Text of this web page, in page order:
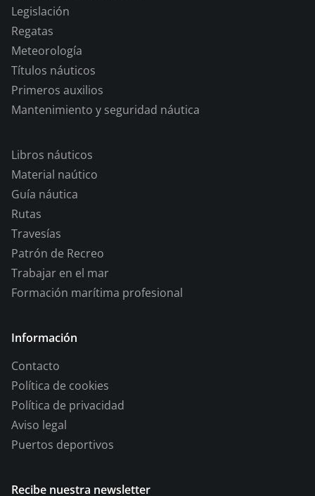
Legislación
Regatas
Meteorología
Títulos náuticos
Primeros auxilios
Mantenimiento y seguridad náutica
Libros náuticos
Material naútico
Guía náutica
Rutas
Travesías
Patrón de Recreo
Trabajar en el mar
Formación marítima profesional
Información
Contacto
Política de cookies
Política de privacidad
Aviso legal
Puertos deportivos
Recibe nuestra newsletter